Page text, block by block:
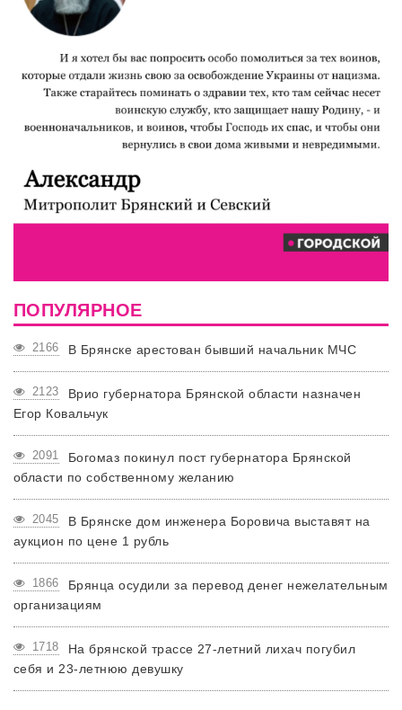
ПОПУЛЯРНОЕ
2166 В Брянске арестован бывший начальник МЧС
2123
Врио губернатора Брянской области назначен
Егор Ковальчук
2091
Богомаз покинул пост губернатора Брянской
области по собственному желанию
2045
В Брянске дом инженера Боровича выставят на
аукцион по цене 1 рубль
1866
Брянца осудили за перевод денег нежелательным
организациям
1718
На брянской трассе 27-летний лихач погубил
себя и 23-летнюю девушку